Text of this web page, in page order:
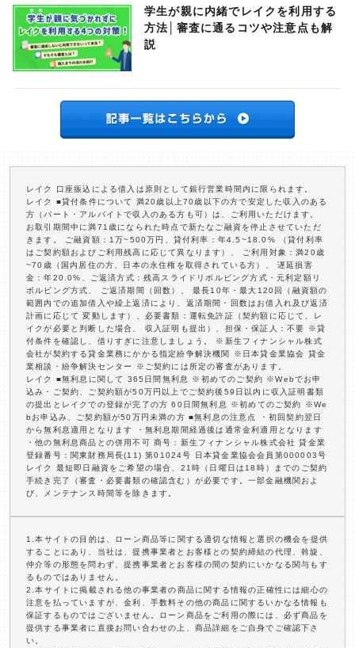
学生が親に内緒でレイクを利用する
方法│審査に通るコツや注意点も解
説
レイク 口座振込による借入は原則として銀行営業時間内に限られます。
レイク ■貸付条件について 満20歳以上70歳以下の方で安定した収入のある
方（パート・アルバイトで収入のある方も可）は、ご利用いただけます。
お取引期間中に満71歳になられた時点で新たなご融資を停止させていただ
きます。 ご融資額：1万~500万円、貸付利率：年4.5~18.0% （貸付利率
はご契約額およびご利用残高に応じて異なります）、 ご利用対象：満20歳
~70歳（国内居住の方、日本の永住権を取得されている方）、 遅延損害
金：年20.0%、ご返済方式：残高スライドリボルビング方式・元利定額リ
ボルビング方式、 ご返済期間（回数）、 最長10年・最大120回（融資額の
範囲内での追加借入や繰上返済により、返済期間・回数はお借入れ及び返済
計画に応じて 変動します）、必要書類：運転免許証（契約額に応じて、レ
イクが必要と判断した場合、 収入証明も提出）、担保・保証人：不要 ※貸
付条件を確認し、借りすぎに注意しましょう。 ※新生フィナンシャル株式
会社が契約する貸金業務にかかる指定紛争解決機関 ※日本貸金業協会 貸金
業相談・紛争解決センター ※ご契約には所定の審査があります。
レイク ■無利息に関して 365日間無利息 ※初めてのご契約 ※Webでお申
込み・ご契約、ご契約額が50万円以上でご契約後59日以内に収入証明書類
の提出とレイクでの登録が完了の方 60日間無利息 ※初めてのご契約 ※We
bお申込み、ご契約額が50万円未満の方 ■無利息の注意点 ・初回契約翌日
から無利息適用となります ・無利息期間経過後は通常金利適用となります
・他の無利息商品との併用不可 商号：新生フィナンシャル株式会社 貸金業
登録番号：関東財務局長(11) 第01024号 日本貸金業協会会員第000003号
レイク 最短即日融資をご希望の場合、21時（日曜日は18時）までのご契約
手続き完了（審査・必要書類の確認含む）が必要です。一部金融機関およ
び、メンテナンス時間等を除きます。
1.本サイトの目的は、ローン商品等に関する適切な情報と選択の機会を提供
することにあり、当社は、提携事業者とお客様との契約締結の代理、斡旋、
仲介等の形態を問わず、提携事業者とお客様の間の契約にいかなる関与もす
るものではありません。
2.本サイトに掲載される他の事業者の商品に関する情報の正確性には細心の
注意を払っていますが、金利、手数料その他の商品に関するいかなる情報も
保証するものではございません。ローン商品をご利用の際には、必ず商品を
提供する事業者に直接お問い合わせの上、商品詳細をご自身でご確認下さ
い。